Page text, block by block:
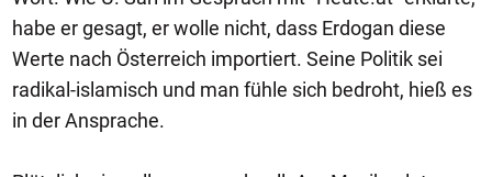
habe er gesagt, er wolle nicht, dass Erdogan diese
Werte nach Österreich importiert. Seine Politik sei
radikal-islamisch und man fühle sich bedroht, hieß es
in der Ansprache.